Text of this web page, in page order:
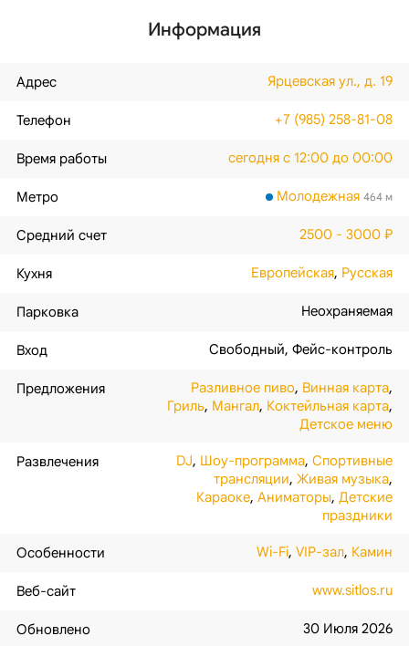
Информация
Адрес Ярцевская ул., д. 19
Телефон +7 (985) 258-81-08
Время работы сегодня с 12:00 до 00:00
Метро Молодежная 464 м
Средний счет 2500 - 3000 ₽
Кухня Европейская, Русская
Парковка Неохраняемая
Вход Свободный,Фейс-контроль
Предложения Разливное пиво, Винная карта,
Гриль, Мангал, Коктейльная карта,
Детское меню
Развлечения DJ, Шоу-программа,Спортивные
трансляции,Живая музыка,
Караоке,Аниматоры,Детские
праздники
Особенности Wi-Fi,VIP-зал, Камин
Веб-сайт www.sitlos.ru
Обновлено 30 Июля 2026